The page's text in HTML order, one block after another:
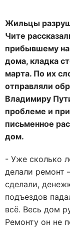
Жильцы
Чите
прибывшему на
дома, кладка
марта. По их
отправляли
Владимиру
проблеме и
письменное
дом.
- Уже сколько
делали ремонт
сделали,
подъездов
всё. Весь дом
Ремонту он не